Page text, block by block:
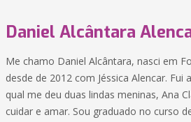
Daniel Alcântara
Me chamo Daniel Alcântara, nasci em
desde de 2012 com Jéssica Alencar. Fui
qual me deu duas lindas meninas, Ana
cuidar e amar. Sou graduado no curso